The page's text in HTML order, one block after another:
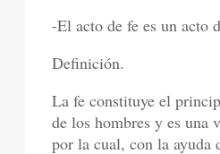
-El acto de fe es un acto
Definición.
La fe constituye el
de los hombres y es una
por la cual, con la ayuda